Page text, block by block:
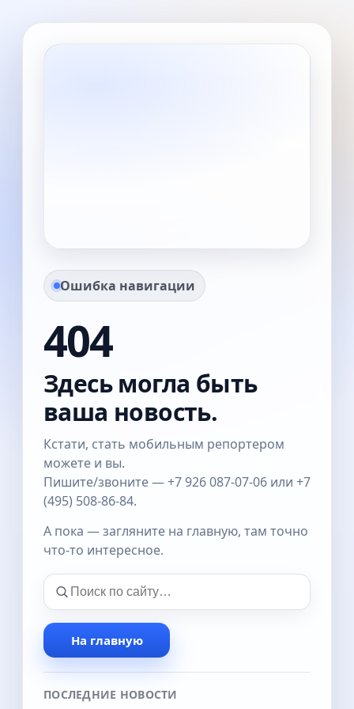
Ошибка навигации
404
Здесь могла быть
ваша новость.
Кстати, стать мобильным репортером
можете и вы.
Пишите/звоните — +7 926 087-07-06 или +7
(495) 508-86-84.
А пока — загляните на главную, там точно
что-то интересное.
На главную
ПОСЛЕДНИЕ НОВОСТИ